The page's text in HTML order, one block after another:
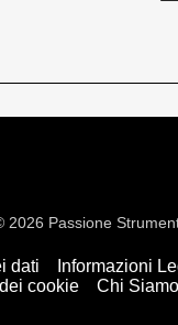
dati Informazioni
cookie
Chi Siamo
2026 Passione